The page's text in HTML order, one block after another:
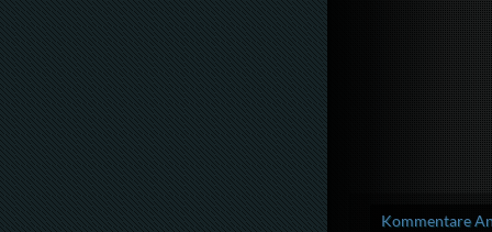
Kommentare